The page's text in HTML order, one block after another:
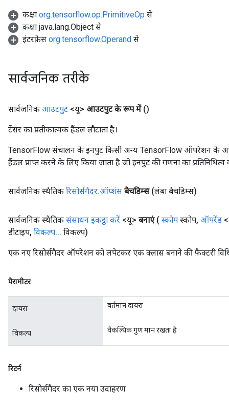
कक्षा org.tensorflow.op.PrimitiveOp से
कक्षा java.lang.Object से
इंटरफ़ेस org.tensorflow.Operand से
सार्वजनिक तरीके
सार्वजनिक आउटपुट <यू> आउटपुट के रूप में ()
टेंसर का प्रतीकात्मक हैंडल लौटाता है।
TensorFlow संचालन के इनपुट किसी अन्य TensorFlow ऑपरेशन के
हैंडल प्राप्त करने के लिए किया जाता है जो इनपुट की गणना का प्रतिनिधित्व
सार्वजनिक स्थैतिक रिसोर्सगैदर.ऑप्शंस बैचडिम्स (लंबा बैचडिम्स)
सार्वजनिक स्थैतिक संसाधन इकट्ठा करें <यू> बनाएं ( स्कोप स्कोप, ऑपरेंड
डीटाइप, विकल्प... विकल्प)
एक नए रिसोर्सगैदर ऑपरेशन को लपेटकर एक क्लास बनाने की फ़ैक्टरी
पैरामीटर
दायरा वर्तमान दायरा
विकल्प वैकल्पिक गुण मान रखता है
रिटर्न
रिसोर्सगैदर का एक नया उदाहरण